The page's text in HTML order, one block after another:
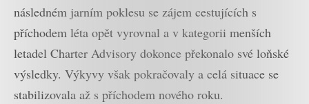
následném jarním poklesu se zájem cestujících s
příchodem léta opět vyrovnal a v kategorii menších
letadel Charter Advisory dokonce překonalo své loňské
výsledky. Výkyvy však pokračovaly a celá situace se
stabilizovala až s příchodem nového roku.